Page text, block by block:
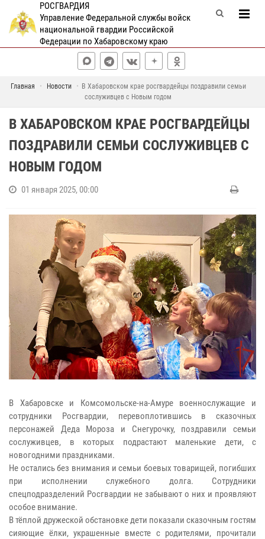
РОСГВАРДИЯ
Управление Федеральной службы войск
национальной гвардии Российской
Федерации по Хабаровскому краю
Главная Новости
В Хабаровском крае росгвардейцы поздравили семьи
сослуживцев с Новым годом
В ХАБАРОВСКОМ КРАЕ РОСГВАРДЕЙЦЫ
ПОЗДРАВИЛИ СЕМЬИ СОСЛУЖИВЦЕВ С
НОВЫМ ГОДОМ
01 января 2025, 00:00
В Хабаровске и Комсомольске-на-Амуре военнослужащие и
сотрудники Росгвардии, перевоплотившись в сказочных
персонажей Деда Мороза и Снегурочку, поздравили семьи
сослуживцев, в которых подрастают маленькие дети, с
новогодними праздниками.
Не остались без внимания и семьи боевых товарищей, погибших
при исполнении служебного долга. Сотрудники
спецподразделений Росгвардии не забывают о них и проявляют
особое внимание.
В тёплой дружеской обстановке дети показали сказочным гостям
сияющие ёлки, украшенные вместе с родителями, прочитали